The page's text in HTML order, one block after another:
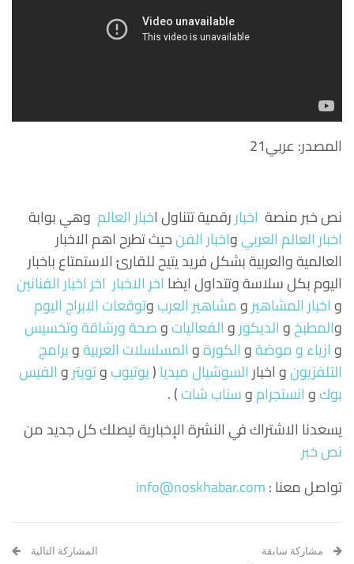
المصدر: عربي21
نص خبر منصة اخباررقمية تتناولاخبار العالم وهي بوابة
اخبار العالم العربيواخبار الفنحيث تطرح اهم الاخبار
العالمية والعربية بشكل فريد يتيح للقارئ الاستمتاع باخبار
اليوم بكل سلاسة وتتداول ايضا اخر الاخبار اخر اخبار الفنانين
واخبار المشاهيرومشاهير العربوتوقعات الابراج اليوم
والمطبخوالديكوروالفعالياتوصحة ورشاقة وتخسيس
وازياء و موضةوالكورةوالمسلسلات العربيةوبرامج
التلفزيونو اخبارالسوشيال ميديا(يوتيوبوتويتروالفيس
بوكوانستجراموسناب شات) .
يسعدنا الاشتراك في النشرة الإخبارية ليصلك كل جديد من
نص خبر
تواصل معنا :info@noskhabar.com
مشاركة سابقة المشاركة التالية